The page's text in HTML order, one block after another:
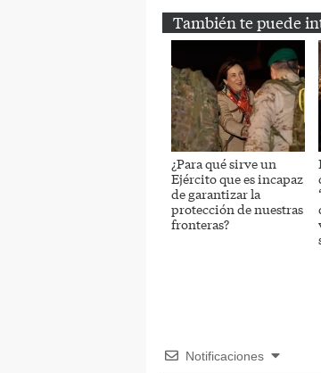
También te puede
¿Para qué sirve un
Ejército que es incapaz
de garantizar la
protección de nuestras
fronteras?
Notificaciones